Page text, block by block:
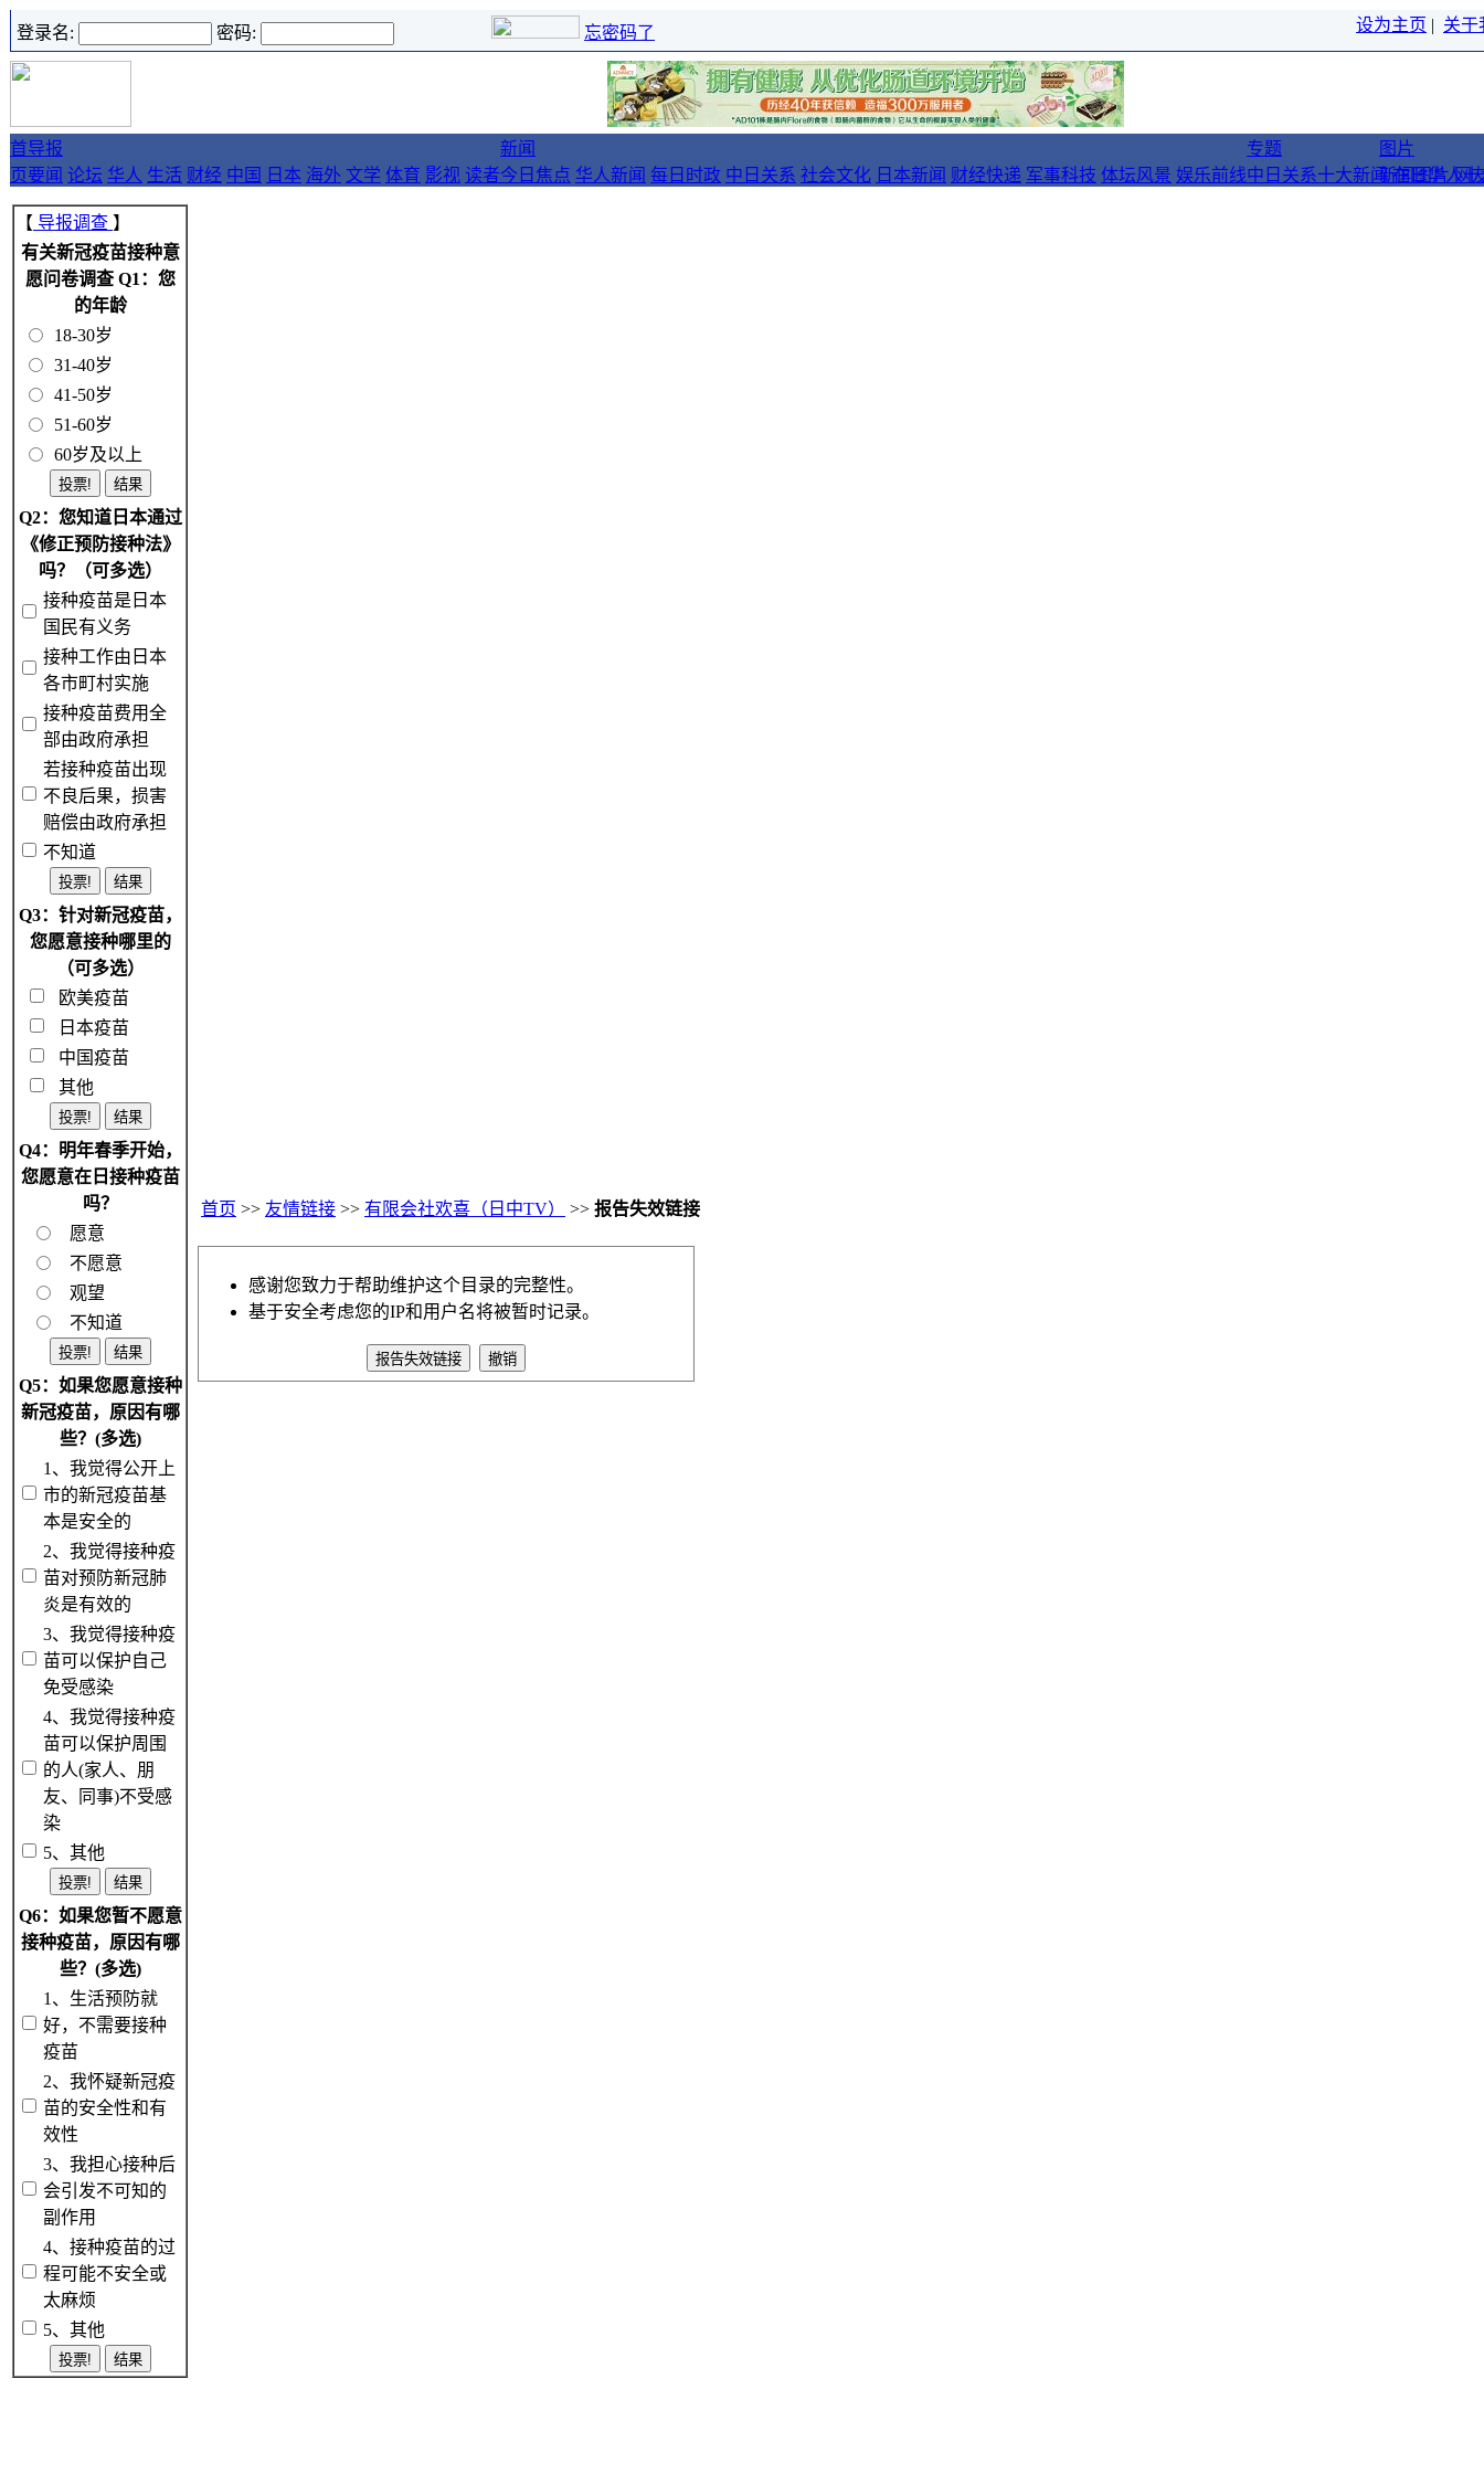
登录名: 密码: 忘密码了 设为主页 | 关于
首
页
导报
要闻 论坛 华人 生活 财经 中国 日本 海外 文学 体育 影视 读者
新闻
今日焦点 华人新闻 每日时政 中日关系 社会文化 日本新闻 财经快递 军事科技 体坛风景 娱乐前线
专题
中日关系十大新闻 在日华人
图片
新闻图片 网
【 导报调查 】
有关新冠疫苗接种意
愿问卷调查 Q1：您
的年龄
18-30岁
31-40岁
41-50岁
51-60岁
60岁及以上
Q2：您知道日本通过
《修正预防接种法》
吗？（可多选）
接种疫苗是日本
国民有义务
接种工作由日本
各市町村实施
接种疫苗费用全
部由政府承担
若接种疫苗出现
不良后果，损害
赔偿由政府承担
不知道
Q3：针对新冠疫苗，
您愿意接种哪里的
（可多选）
欧美疫苗
日本疫苗
中国疫苗
其他
Q4：明年春季开始，
您愿意在日接种疫苗
吗？
愿意
不愿意
观望
不知道
Q5：如果您愿意接种
新冠疫苗，原因有哪
些？(多选)
1、我觉得公开上
市的新冠疫苗基
本是安全的
2、我觉得接种疫
苗对预防新冠肺
炎是有效的
3、我觉得接种疫
苗可以保护自己
免受感染
4、我觉得接种疫
苗可以保护周围
的人(家人、朋
友、同事)不受感
染
5、其他
Q6：如果您暂不愿意
接种疫苗，原因有哪
些？(多选)
1、生活预防就
好，不需要接种
疫苗
2、我怀疑新冠疫
苗的安全性和有
效性
3、我担心接种后
会引发不可知的
副作用
4、接种疫苗的过
程可能不安全或
太麻烦
5、其他
首页 >> 友情链接 >> 有限会社欢喜（日中TV） >> 报告失效链接
感谢您致力于帮助维护这个目录的完整性。
基于安全考虑您的IP和用户名将被暂时记录。